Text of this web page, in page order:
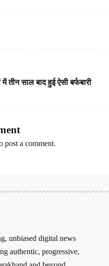
तीन साल बाद हुई ऐसी बर्फबारी
post a comment.
unbiased digital news
authentic, progressive,